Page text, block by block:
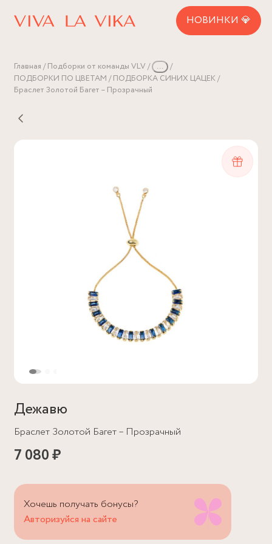
НОВИНКИ 💎
Главная Подборки от команды VLV
...
ПОДБОРКИ ПО ЦВЕТАМ
ПОДБОРКА СИНИХ ЦАЦЕК
Браслет Золотой Багет – Прозрачный
Дежавю
Браслет Золотой Багет – Прозрачный
7 080 ₽
Хочешь получать бонусы?
Авторизуйся на сайте